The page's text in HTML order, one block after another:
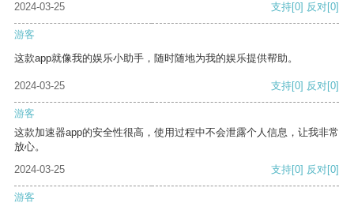
2024-03-25 支持[0] 反对[0]
游客
这款app就像我的娱乐小助手，随时随地为我的娱乐提供帮助。
2024-03-25 支持[0] 反对[0]
游客
这款加速器app的安全性很高，使用过程中不会泄露个人信息，让我非常
放心。
2024-03-25
支持[0] 反对[0]
游客